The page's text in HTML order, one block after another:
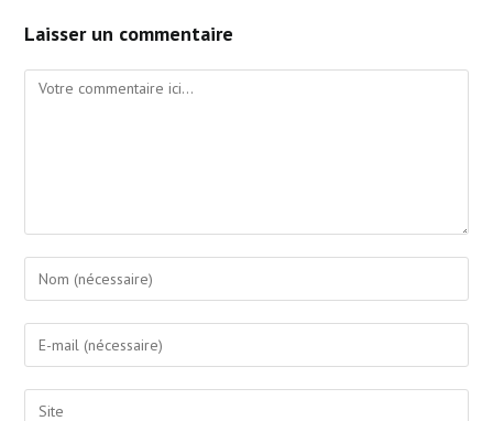
Laisser un commentaire
Comment
Enter
your
name
Enter
your
email
Saisir